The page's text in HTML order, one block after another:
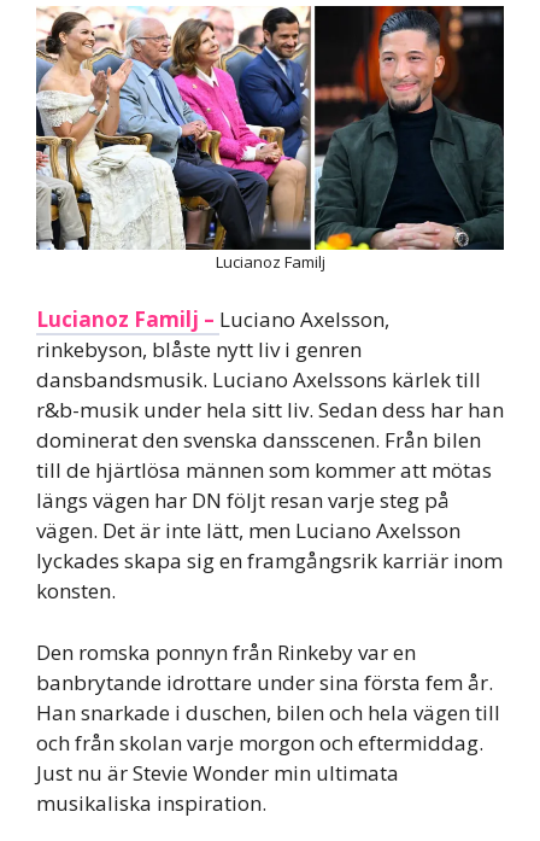
Lucianoz Familj
Lucianoz Familj – Luciano Axelsson,
rinkebyson, blåste nytt liv i genren
dansbandsmusik. Luciano Axelssons kärlek till
r&b-musik under hela sitt liv. Sedan dess har han
dominerat den svenska dansscenen. Från bilen
till de hjärtlösa männen som kommer att mötas
längs vägen har DN följt resan varje steg på
vägen. Det är inte lätt, men Luciano Axelsson
lyckades skapa sig en framgångsrik karriär inom
konsten.
Den romska ponnyn från Rinkeby var en
banbrytande idrottare under sina första fem år.
Han snarkade i duschen, bilen och hela vägen till
och från skolan varje morgon och eftermiddag.
Just nu är Stevie Wonder min ultimata
musikaliska inspiration.